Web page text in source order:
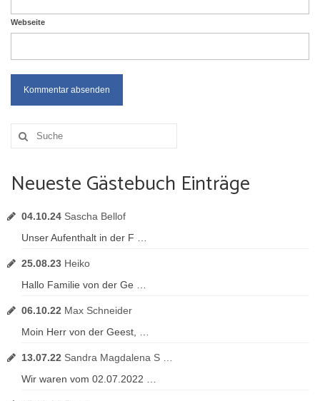
Webseite
Suche
nach:
Neueste Gästebuch Einträge
04.10.24 Sascha Bellof
Unser Aufenthalt in der F …
25.08.23 Heiko
Hallo Familie von der Ge …
06.10.22 Max Schneider
Moin Herr von der Geest, …
13.07.22 Sandra Magdalena S …
Wir waren vom 02.07.2022 …